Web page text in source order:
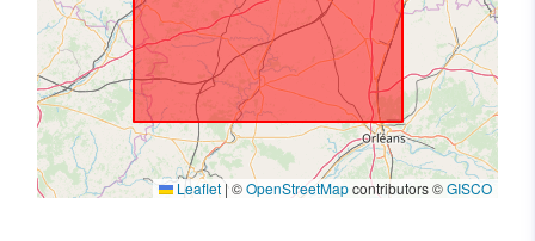
Leaflet | ©OpenStreetMapcontributors ©GISCO